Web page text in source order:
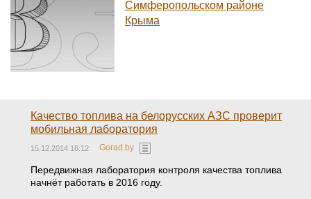
Симферопольском районе
Крыма
Качество топлива на белорусских АЗС проверит
мобильная лаборатория
15.12.2014 16:12 Gorad.by
Передвижная лаборатория контроля качества топлива
начнёт работать в 2016 году.